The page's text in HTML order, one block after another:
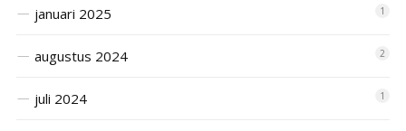
januari 2025 1
augustus 2024 2
juli 2024 1